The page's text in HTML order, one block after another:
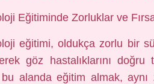
Eğitiminde Zorluklar ve
eğitimi, oldukça zorlu bir
göz hastalıklarını
alanda eğitim almak, aynı